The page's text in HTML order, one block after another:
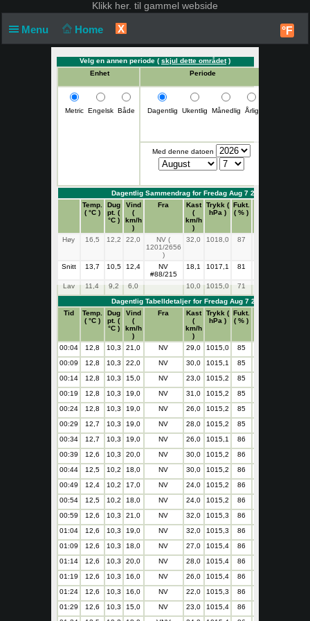
Klikk her. til gammel webside
Menu Home X °F